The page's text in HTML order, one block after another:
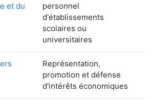
et du
personnel
d'établissements
scolaires ou
universitaires
Représentation,
promotion et défense
d'intérêts économiques